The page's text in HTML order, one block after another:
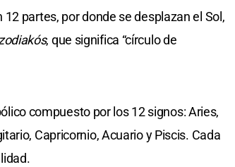
partes, por donde se desplazan el Sol,
, que significa “círculo de
compuesto por los 12 signos: Aries,
Capricornio, Acuario y Piscis. Cada